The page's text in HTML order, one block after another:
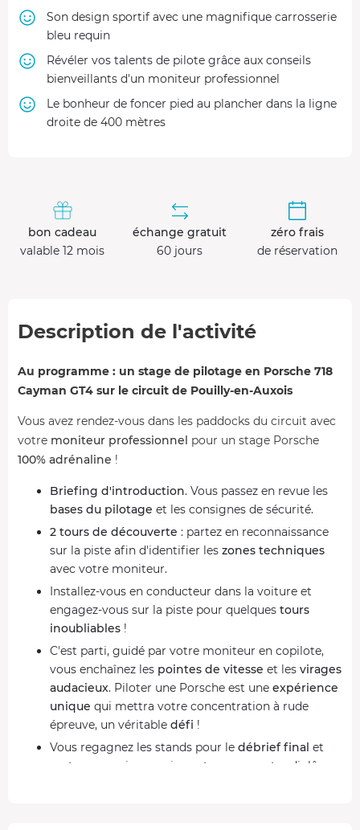
Son design sportif avec une magnifique carrosserie
bleu requin
Révéler vos talents de pilote grâce aux conseils
bienveillants d'un moniteur professionnel
Le bonheur de foncer pied au plancher dans la ligne
droite de 400 mètres
bon cadeau
valable 12 mois
échange gratuit
60 jours
zéro frais
de réservation
Description de l'activité
Au programme : un stage de pilotage en Porsche 718
Cayman GT4 sur le circuit de Pouilly-en-Auxois
Vous avez rendez-vous dans les paddocks du circuit avec
votre moniteur professionnel pour un stage Porsche
100% adrénaline !
Briefing d'introduction. Vous passez en revue les
bases du pilotage et les consignes de sécurité.
2 tours de découverte : partez en reconnaissance
sur la piste afin d'identifier les zones techniques
avec votre moniteur.
Installez-vous en conducteur dans la voiture et
engagez-vous sur la piste pour quelques tours
inoubliables !
C'est parti, guidé par votre moniteur en copilote,
vous enchaînez les pointes de vitesse et les virages
audacieux. Piloter une Porsche est une expérience
unique qui mettra votre concentration à rude
épreuve, un véritable défi !
Vous regagnez les stands pour le débrief final et
partagez vos impressions et recevez votre diplôme.